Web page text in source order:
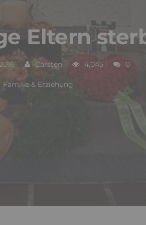
Eltern
Carsten 4,045 0
Familie & Erziehung